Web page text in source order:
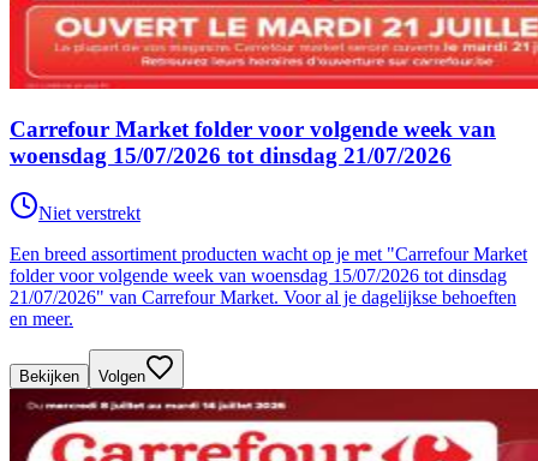
Carrefour Market folder voor volgende week van
woensdag 15/07/2026 tot dinsdag 21/07/2026
Niet verstrekt
Een breed assortiment producten wacht op je met "Carrefour Market
folder voor volgende week van woensdag 15/07/2026 tot dinsdag
21/07/2026" van Carrefour Market. Voor al je dagelijkse behoeften
en meer.
Bekijken Volgen